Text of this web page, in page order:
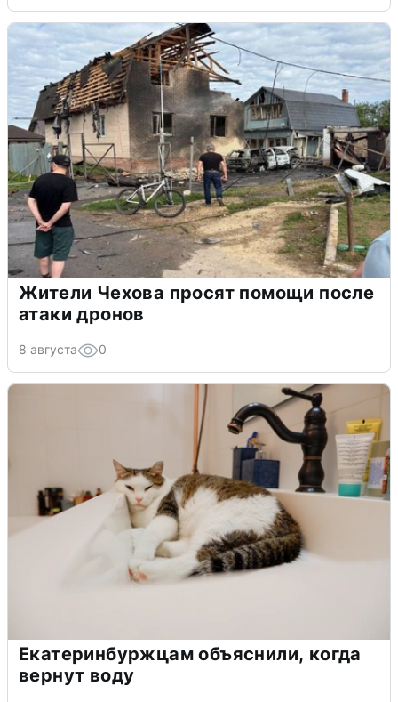
Жители Чехова просят помощи после
атаки дронов
8 августа 0
Екатеринбуржцам объяснили, когда
вернут воду